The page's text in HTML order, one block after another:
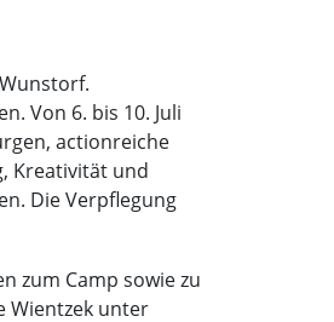
Von 6. bis 10. Juli
actionreiche
Kreativität und
Die Verpflegung
zum Camp sowie zu
Wientzek unter